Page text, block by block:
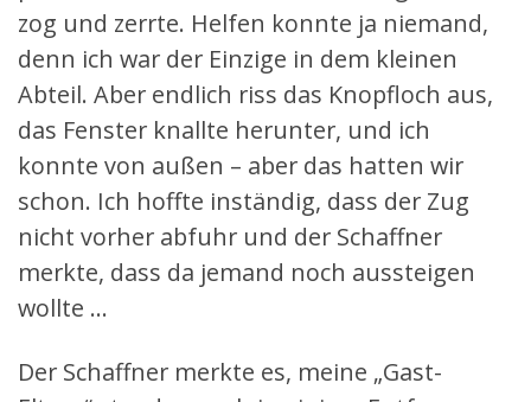
zog und zerrte. Helfen konnte ja niemand,
denn ich war der Einzige in dem kleinen
Abteil. Aber endlich riss das Knopfloch aus,
das Fenster knallte herunter, und ich
konnte von außen – aber das hatten wir
schon. Ich hoffte inständig, dass der Zug
nicht vorher abfuhr und der Schaffner
merkte, dass da jemand noch aussteigen
wollte …
Der Schaffner merkte es, meine „Gast-